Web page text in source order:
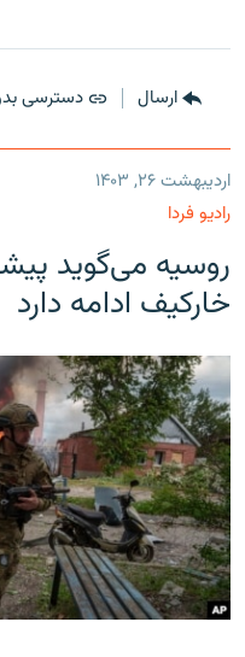
ارسال دسترسی
اردیبهشت ۲۶, ۱۴۰۳
رادیو فردا
روسیه می‌گوید
خارکیف ادامه دارد